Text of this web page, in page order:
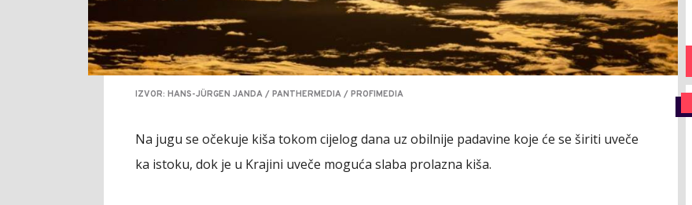
IZVOR: HANS-JÜRGEN JANDA / PANTHERMEDIA / PROFIMEDIA
Na jugu se očekuje kiša tokom cijelog dana uz obilnije padavine koje će se širiti uveče
ka istoku, dok je u Krajini uveče moguća slaba prolazna kiša.